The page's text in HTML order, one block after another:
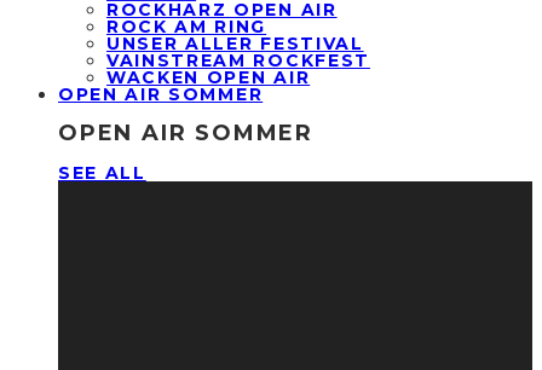
ROCKHARZ OPEN AIR
ROCK AM RING
UNSER ALLER FESTIVAL
VAINSTREAM ROCKFEST
WACKEN OPEN AIR
OPEN AIR SOMMER
OPEN AIR SOMMER
SEE ALL